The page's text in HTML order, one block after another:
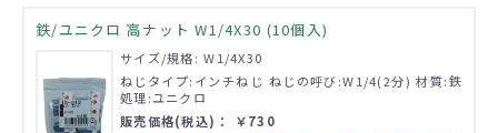
鉄/ユニクロ 高ナット W1/4X30 (10個入)
サイズ/規格: W1/4X30
ねじタイプ:インチねじ ねじの呼び:W1/4(2分) 材質:鉄
処理:ユニクロ
販売価格(税込)： ￥730